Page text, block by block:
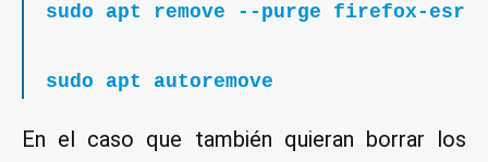
sudo apt remove --purge firefox-esr
sudo apt autoremove
En el caso que también quieran borrar los